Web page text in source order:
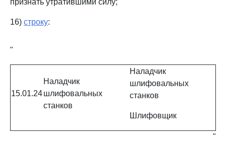
признать утратившими силу;
16) строку:
"
15.01.24
Наладчик
шлифовальных
станков
Наладчик
шлифовальных
станков
Шлифовщик
"